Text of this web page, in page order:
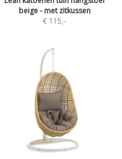
beige - met zitkussen
€ 115,-